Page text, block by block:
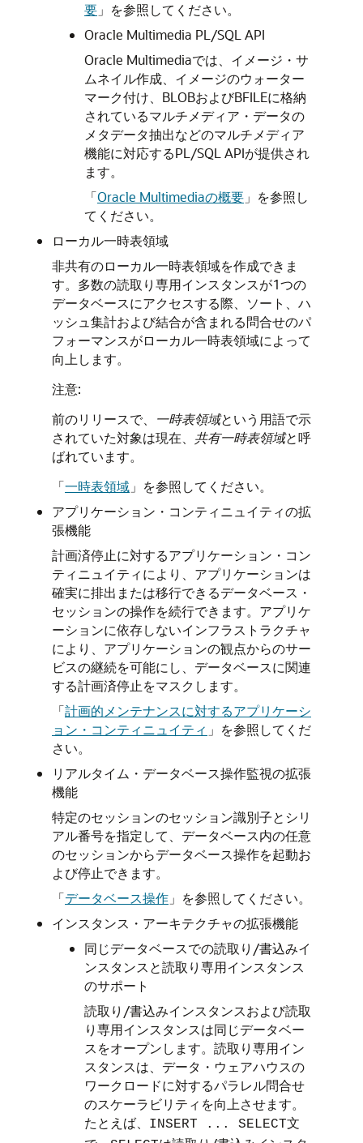
要 」 を参照してください。
Oracle Multimedia PL/SQL API
Oracle Multimediaでは、イメージ・サ
ムネイル作成、イメージのウォーター
マーク付け、BLOBおよびBFILEに格納
されているマルチメディア・データの
メタデータ抽出などのマルチメディア
機能に対応するPL/SQL APIが提供され
ます。
「Oracle Multimediaの概要 」 を参照し
てください。
ローカル一時表領域
非共有のローカル一時表領域を作成できま
す。多数の読取り専用インスタンスが1つの
データベースにアクセスする際、ソート、ハ
ッシュ集計および結合が含まれる問合せのパ
フォーマンスがローカル一時表領域によって
向上します。
注意:
前のリリースで、 一時表領域という用語で示
されていた対象は現在、 共有一時表領域と呼
ばれています。
「一時表領域 」 を参照してください。
アプリケーション・コンティニュイティの拡
張機能
計画済停止に対するアプリケーション・コン
ティニュイティにより、アプリケーションは
確実に排出または移行できるデータベース・
セッションの操作を続行できます。アプリケ
ーションに依存しないインフラストラクチャ
により、アプリケーションの観点からのサー
ビスの継続を可能にし、データベースに関連
する計画済停止をマスクします。
「計画的メンテナンスに対するアプリケーシ
ョン・コンティニュイティ 」 を参照してくだ
さい。
リアルタイム・データベース操作監視の拡張
機能
特定のセッションのセッション識別子とシリ
アル番号を指定して、データベース内の任意
のセッションからデータベース操作を起動お
よび停止できます。
「データベース操作 」 を参照してください。
インスタンス・アーキテクチャの拡張機能
同じデータベースでの読取り/書込みイ
ンスタンスと読取り専用インスタンス
のサポート
読取り/書込みインスタンスおよび読取
り専用インスタンスは同じデータベー
スをオープンします。読取り専用イン
スタンスは、データ・ウェアハウスの
ワークロードに対するパラレル問合せ
のスケーラビリティを向上させます。
たとえば、
INSERT ... SELECT文